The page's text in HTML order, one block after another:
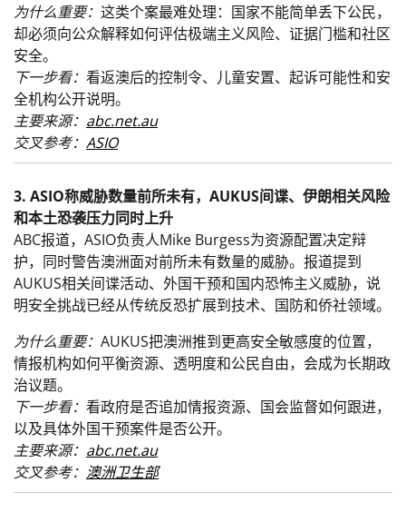
为什么重要： 这类个案最难处理：国家不能简单丢下公民，
却必须向公众解释如何评估极端主义风险、证据门槛和社区
安全。
下一步看： 看返澳后的控制令、儿童安置、起诉可能性和安
全机构公开说明。
主要来源： abc.net.au
交叉参考： ASIO
3. ASIO称威胁数量前所未有，AUKUS间谍、伊朗相关风险
和本土恐袭压力同时上升
ABC报道，ASIO负责人Mike Burgess为资源配置决定辩
护，同时警告澳洲面对前所未有数量的威胁。报道提到
AUKUS相关间谍活动、外国干预和国内恐怖主义威胁，说
明安全挑战已经从传统反恐扩展到技术、国防和侨社领域。
为什么重要： AUKUS把澳洲推到更高安全敏感度的位置，
情报机构如何平衡资源、透明度和公民自由，会成为长期政
治议题。
下一步看： 看政府是否追加情报资源、国会监督如何跟进，
以及具体外国干预案件是否公开。
主要来源： abc.net.au
交叉参考： 澳洲卫生部